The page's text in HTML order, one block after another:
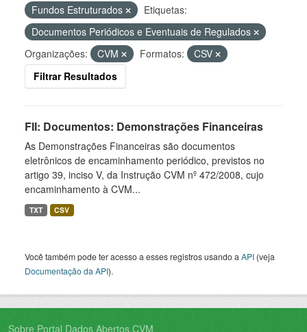
Fundos Estruturados
Etiquetas:
Documentos Periódicos e Eventuais de Regulados
Organizações:
CVM Formatos:
CSV
Filtrar Resultados
FII: Documentos: Demonstrações Financeiras
As Demonstrações Financeiras são documentos
eletrônicos de encaminhamento periódico, previstos no
artigo 39, inciso V, da Instrução CVM nº 472/2008, cujo
encaminhamento à CVM...
TXT CSV
Você também pode ter acesso a esses registros usando a API (veja
Documentação da API).
Sobre Portal Dados Abertos CVM